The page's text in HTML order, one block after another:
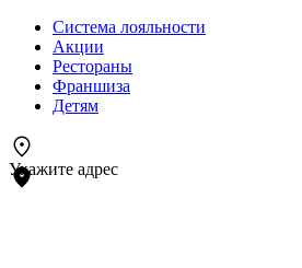
Система лояльности
Акции
Рестораны
Франшиза
Детям
Укажите адрес